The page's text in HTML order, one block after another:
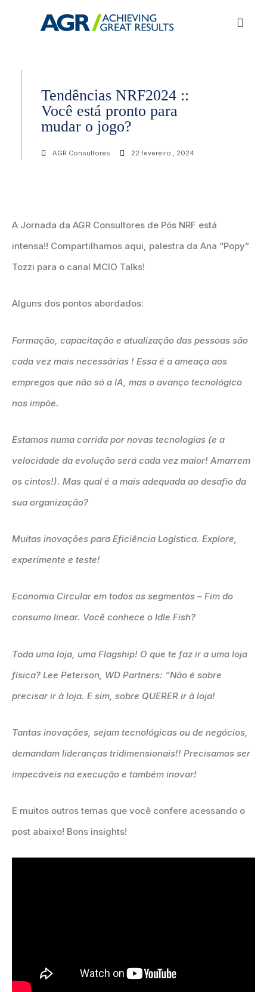
Tendências NRF2024 ::
Você está pronto para
mudar o jogo?
AGR Consultores 22 fevereiro , 2024
A Jornada da AGR Consultores de Pós NRF está
intensa!! Compartilhamos aqui, palestra da Ana “Popy”
Tozzi para o canal MCIO Talks!
Alguns dos pontos abordados:
Formação, capacitação e atualização das pessoas são
cada vez mais necessárias ! Essa é a ameaça aos
empregos que não só a IA, mas o avanço tecnológico
nos impõe.
Estamos numa corrida por novas tecnologias (e a
velocidade da evolução será cada vez maior! Amarrem
os cintos!). Mas qual é a mais adequada ao desafio da
sua organização?
Muitas inovações para Eficiência Logística. Explore,
experimente e teste!
Economia Circular em todos os segmentos – Fim do
consumo linear. Você conhece o Idle Fish?
Toda uma loja, uma Flagship! O que te faz ir a uma loja
física? Lee Peterson, WD Partners: “Não é sobre
precisar ir à loja. E sim, sobre QUERER ir à loja!
Tantas inovações, sejam tecnológicas ou de negócios,
demandam lideranças tridimensionais!! Precisamos ser
impecáveis na execução e também inovar!
E muitos outros temas que você confere acessando o
post abaixo! Bons insights!